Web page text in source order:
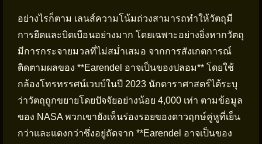
อย่างไรก็ตาม เลนส์ความโน้มถ่วงสามารถทำให้วัตถุมี
การยืดและบิดเบือนอย่างมาก โดยเฉพาะอย่างยิ่งหากวัตถุ
มีการกระจายมวลที่ไม่สม่ำเสมอ จากการสังเกตการณ์
ติดตามผลของ **Earendel อาจเป็นของปลอม** โดยใช้
กล้องโทรทรรศน์เวบบ์ในปี 2023 นักดาราศาสตร์ได้ระบุ
ว่าวัตถุถูกขยายโดยปัจจัยอย่างน้อย 4,000 เท่า ตามข้อมูล
ของ NASA พวกเขายังเห็นร่องรอยของดาวฤกษ์คู่หูที่เย็น
กว่าและแดงกว่าซึ่งอยู่ถัดจาก **Earendel อาจเป็นของ